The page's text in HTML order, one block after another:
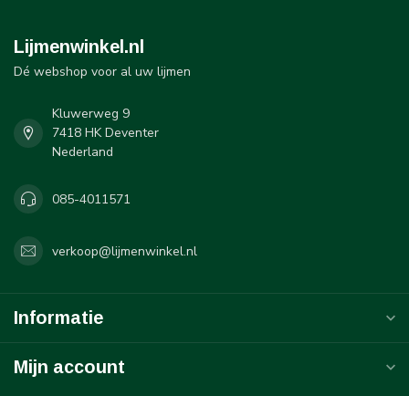
Lijmenwinkel.nl
Dé webshop voor al uw lijmen
Kluwerweg 9
7418 HK Deventer
Nederland
085-4011571
verkoop@lijmenwinkel.nl
Informatie
Mijn account